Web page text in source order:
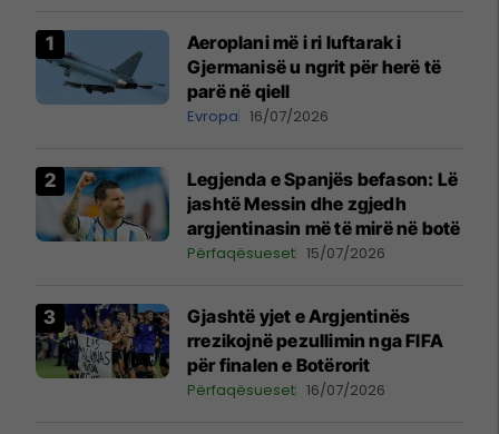
Aeroplani më i ri luftarak i
Gjermanisë u ngrit për herë të
parë në qiell
Evropa 16/07/2026
Legjenda e Spanjës befason: Lë
jashtë Messin dhe zgjedh
argjentinasin më të mirë në botë
Përfaqësueset 15/07/2026
Gjashtë yjet e Argjentinës
rrezikojnë pezullimin nga FIFA
për finalen e Botërorit
Përfaqësueset 16/07/2026